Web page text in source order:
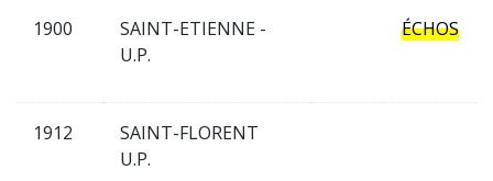
1900
SAINT-ETIENNE -
U.P.
ÉCHOS
1912
SAINT-FLORENT
U.P.